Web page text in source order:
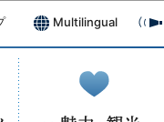
Multilingual